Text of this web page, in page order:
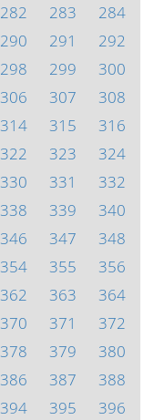
282 283
284
290 291
292
298 299
300
306 307
308
314 315
316
322 323
324
330 331
332
338 339
340
346 347
348
354 355
356
362 363
364
370 371
372
378 379
380
386 387
388
394 395
396